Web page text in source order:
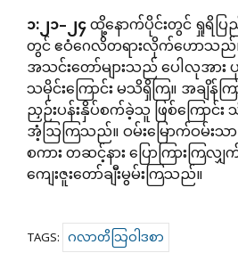
၁:၂၁–၂၄ထို့နောက်ပိုင်းတွင် ရှုရိပ
တွင် ဧဝံဂေလိတရားလိုက်ဟောသ
အသင်းတော်များသည် ပေါလုအား
သမိုင်းကြောင်း မသိရှိကြ။ အချိ
ညှဉ်းပန်းနှိပ်စက်ခဲ့သူ ဖြစ်ကြောင်
အံ့ဩကြသည်။ ဝမ်းမြောက်ဝမ်း
စကား တဆင့်နား ပြောကြားကြ
ကျေးဇူးတော်ချီးမွမ်းကြသည်။
TAGS: ဂလာတိသြဝါဒစာ